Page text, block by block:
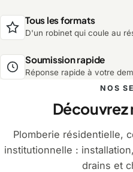
Tous les formats
D'un robinet qui coule au
Soumission rapide
Réponse rapide à votre
NOS
Découvrez
Plomberie résidentielle,
institutionnelle :
drains et